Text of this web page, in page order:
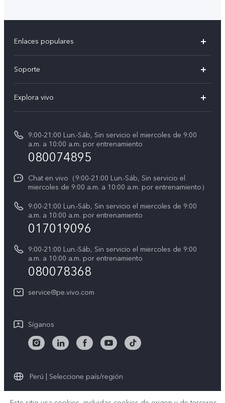
Enlaces populares
Y39 5G
Soporte
Autenticación de IMEI
Consulta el Precio de los Repuestos
Manual del usuario
Progreso de la reparación
Instrucciones de la garantía de vivo
Declaración de privacidad de vivo
Explora vivo
La vida en vivo
Avisos legales
Acerca de nosotros
Centro de privacidad de vivo
9:00-21:00 Lun.-Sáb, Sin servicio el miercoles de 9:00
a.m. a 10:00 a.m. por entrenamiento
080074895
Chat en vivo（9:00-21:00 Lun.-Sáb, Sin servicio el
miercoles de 9:00 a.m. a 10:00 a.m. por entrenamiento）
9:00-21:00 Lun.-Sáb, Sin servicio el miercoles de 9:00
a.m. a 10:00 a.m. por entrenamiento
017019096
9:00-21:00 Lun.-Sáb, Sin servicio el miercoles de 9:00
a.m. a 10:00 a.m. por entrenamiento
080078368
service@pe.vivo.com
Síganos
Perú | Seleccione país/región